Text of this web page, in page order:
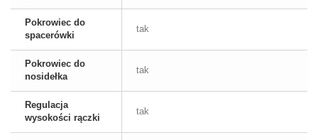
Pokrowiec do
spacerówki
tak
Pokrowiec do
nosidełka
tak
Regulacja
wysokości rączki
tak